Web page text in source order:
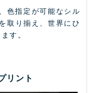
色指定が可能なシル
取り揃え、世界にひ
す。
ト